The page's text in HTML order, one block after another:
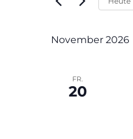
November 2026
FR.
20